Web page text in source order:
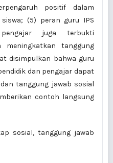
positif dalam
(5) peran guru IPS
juga terbukti
meningkatkan tanggung
disimpulkan bahwa guru
dan pengajar dapat
tanggung jawab sosial
contoh langsung
sosial, tanggung jawab